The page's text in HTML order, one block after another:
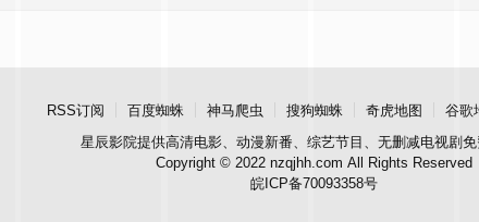
RSS订阅 百度蜘蛛 神马爬虫 搜狗蜘蛛 奇虎地图 谷歌
星辰影院提供高清电影、动漫新番、综艺节目、无删减电视剧
Copyright © 2022 nzqjhh.com All Rights Reserved
皖ICP备70093358号